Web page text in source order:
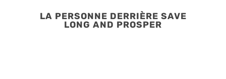
LA PERSONNE DERRIÈRE SAVE
LONG AND PROSPER